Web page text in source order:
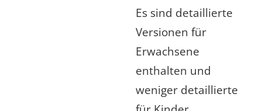
Es sind detaillierte
Versionen für
Erwachsene
enthalten und
weniger detaillierte